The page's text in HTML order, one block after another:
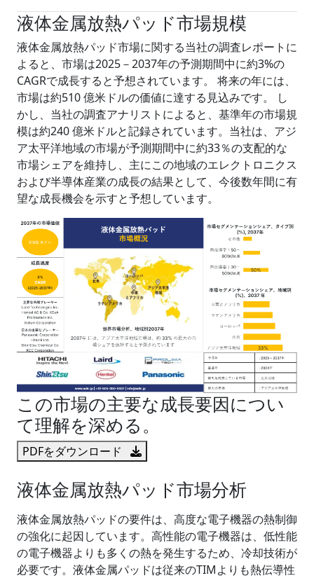
液体金属放熱パッド市場規模
液体金属放熱パッド市場に関する当社の調査レポートに
よると、市場は2025－2037年の予測期間中に約3%の
CAGRで成長すると予想されています。 将来の年には、
市場は約510 億米ドルの価値に達する見込みです。 し
かし、当社の調査アナリストによると、基準年の市場規
模は約240 億米ドルと記録されています。当社は、アジ
ア太平洋地域の市場が予測期間中に約33％の支配的な
市場シェアを維持し、主にこの地域のエレクトロニクス
および半導体産業の成長の結果として、今後数年間に有
望な成長機会を示すと予想しています。
この市場の主要な成長要因につい
て理解を深める。
PDFをダウンロード
液体金属放熱パッド市場分析
液体金属放熱パッドの要件は、高度な電子機器の熱制御
の強化に起因しています。高性能の電子機器は、低性能
の電子機器よりも多くの熱を発生するため、冷却技術が
必要です。液体金属パッドは従来のTIMよりも熱伝導性